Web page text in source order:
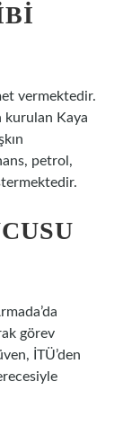
vermektedir.
kurulan Kaya
petrol,
görev
İTÜ’den